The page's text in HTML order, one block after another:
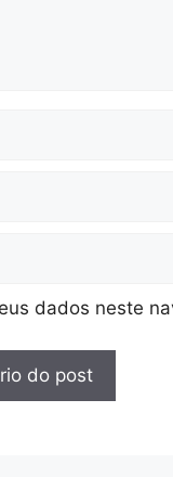
dados neste